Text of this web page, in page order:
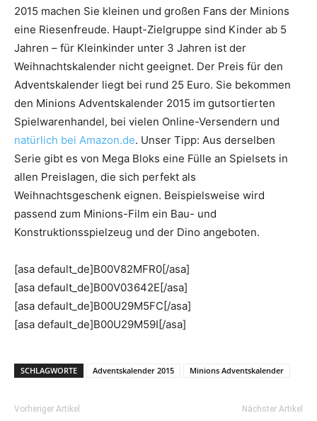
2015 machen Sie kleinen und großen Fans der Minions
eine Riesenfreude. Haupt-Zielgruppe sind Kinder ab 5
Jahren – für Kleinkinder unter 3 Jahren ist der
Weihnachtskalender nicht geeignet. Der Preis für den
Adventskalender liegt bei rund 25 Euro. Sie bekommen
den Minions Adventskalender 2015 im gutsortierten
Spielwarenhandel, bei vielen Online-Versendern und
natürlich bei Amazon.de. Unser Tipp: Aus derselben
Serie gibt es von Mega Bloks eine Fülle an Spielsets in
allen Preislagen, die sich perfekt als
Weihnachtsgeschenk eignen. Beispielsweise wird
passend zum Minions-Film ein Bau- und
Konstruktionsspielzeug und der Dino angeboten.
[asa default_de]B00V82MFR0[/asa]
[asa default_de]B00V03642E[/asa]
[asa default_de]B00U29M5FC[/asa]
[asa default_de]B00U29M59I[/asa]
SCHLAGWORTE Adventskalender 2015 Minions Adventskalender
Vorheriger Artikel Nächster Artikel